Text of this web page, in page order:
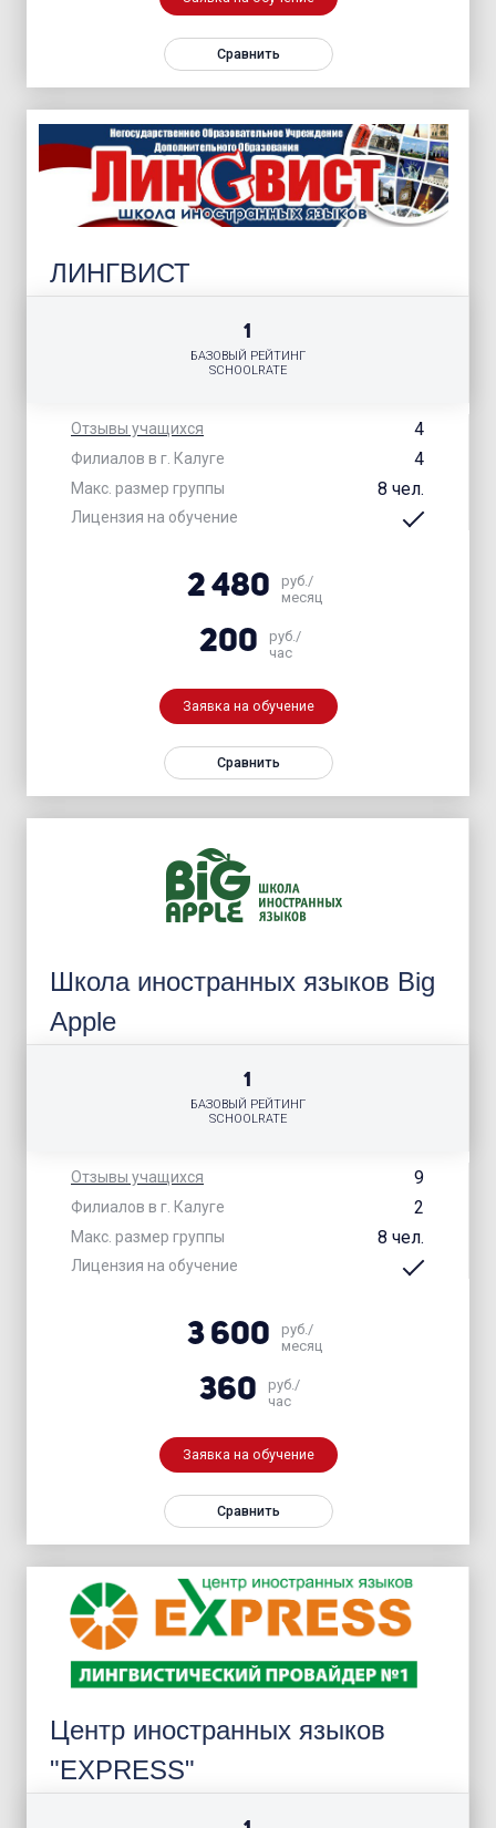
Сравнить
ЛИНГВИСТ
Отзывы учащихся 4
Филиалов в г. Калуге 4
Макс. размер группы 8 чел.
Лицензия на обучение
1
БАЗОВЫЙ РЕЙТИНГ
SCHOOLRATE
2 480
руб./
месяц
200
руб./
час
Заявка на обучение
Сравнить
Школа иностранных языков Big
Apple
Отзывы учащихся 9
Филиалов в г. Калуге 2
Макс. размер группы 8 чел.
Лицензия на обучение
1
БАЗОВЫЙ РЕЙТИНГ
SCHOOLRATE
3 600
руб./
месяц
360
руб./
час
Заявка на обучение
Сравнить
Центр иностранных языков
"EXPRESS"